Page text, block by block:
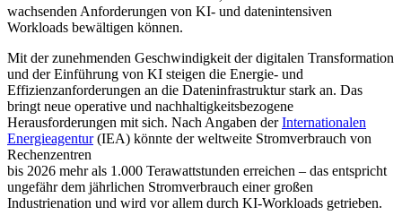
wachsenden Anforderungen von KI- und datenintensiven
Workloads bewältigen können.
Mit der zunehmenden Geschwindigkeit der digitalen Transformation
und der Einführung von KI steigen die Energie- und
Effizienzanforderungen an die Dateninfrastruktur stark an. Das
bringt neue operative und nachhaltigkeitsbezogene
Herausforderungen mit sich. Nach Angaben derInternationalen
Energieagentur(IEA) könnte der weltweite Stromverbrauch von
Rechenzentren
bis 2026 mehr als 1.000 Terawattstunden erreichen – das entspricht
ungefähr dem jährlichen Stromverbrauch einer großen
Industrienation und wird vor allem durch KI-Workloads getrieben.